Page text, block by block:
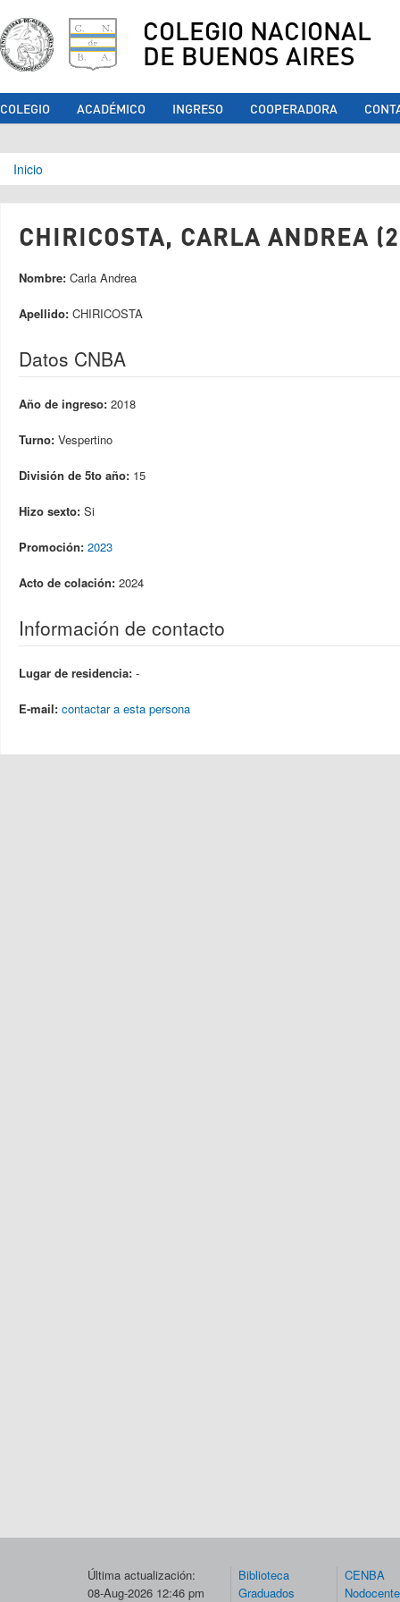
COLEGIO NACIONAL
DE BUENOS AIRES
COLEGIO ACADÉMICO INGRESO COOPERADORA
Se encuentra usted aquí
Inicio
CHIRICOSTA, CARLA ANDREA
Nombre: Carla Andrea
Apellido: CHIRICOSTA
Datos CNBA
Año de ingreso: 2018
Turno: Vespertino
División de 5to año: 15
Hizo sexto: Si
Promoción: 2023
Acto de colación: 2024
Información de contacto
Lugar de residencia: -
E-mail: contactar a esta persona
Última actualización:
08-Aug-2026 12:46 pm
Biblioteca
Graduados
CENBA